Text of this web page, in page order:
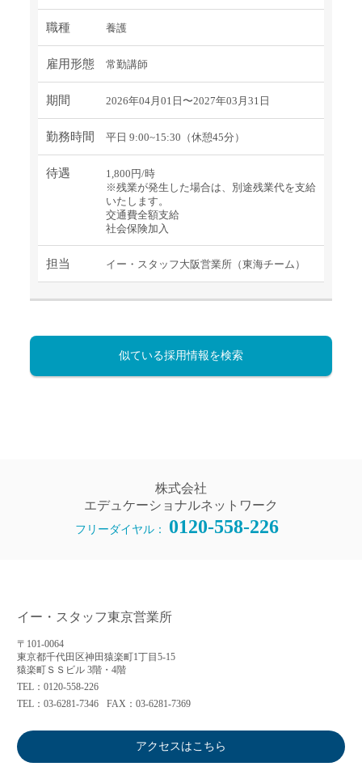
職種 養護
雇用形態 常勤講師
期間 2026年04月01日〜2027年03月31日
勤務時間 平日 9:00~15:30（休憩45分）
待遇
1,800円/時
※残業が発生した場合は、別途残業代を支給
いたします。
交通費全額支給
社会保険加入
担当 イー・スタッフ大阪営業所（東海チーム）
似ている採用情報を検索
株式会社
エデュケーショナルネットワーク
フリーダイヤル： 0120-558-226
イー・スタッフ東京営業所
〒101-0064
東京都千代田区神田猿楽町1丁目5-15
猿楽町ＳＳビル 3階・4階
TEL：0120-558-226
TEL：03-6281-7346
FAX：03-6281-7369
アクセスはこちら